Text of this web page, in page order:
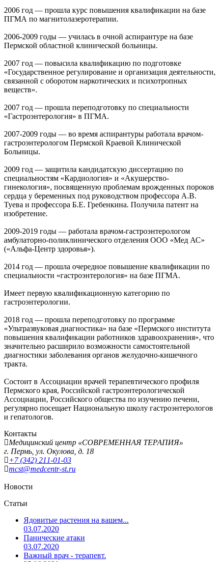
2006 год — прошла курс повышения квалификации на базе
ПГМА по магнитолазеротерапии.
2006-2009 годы — училась в очной аспирантуре на базе
Пермской областной клинической больницы.
2007 год — повысила квалификацию по подготовке
«Государственное регулирование и организация деятельности,
связанной с оборотом наркотических и психотропных
веществ».
2007 год — прошла переподготовку по специальности
«Гастроэнтерология» в ПГМА.
2007-2009 годы — во время аспирантуры работала врачом-
гастроэнтерологом Пермской Краевой Клинической
Больницы.
2009 год — защитила кандидатскую диссертацию по
специальностям «Кардиология» и «Акушерство-
гинекология», посвященную проблемам врожденных пороков
сердца у беременных под руководством профессора А.В.
Туева и профессора Б.Е. Гребенкина. Получила патент на
изобретение.
2009-2019 годы — работала врачом-гастроэнтерологом
амбулаторно-поликлинического отделения ООО «Мед АС»
(«Альфа-Центр здоровья»).
2014 год — прошла очередное повышение квалификации по
специальности «гастроэнтерология» на базе ПГМА.
Имеет первую квалификационную категорию по
гастроэнтерологии.
2018 год — прошла переподготовку по программе
«Ультразвуковая диагностика» на базе «Пермского института
повышения квалификации работников здравоохранения», что
значительно расширило возможности самостоятельной
диагностики заболевания органов желудочно-кишечного
тракта.
Состоит в Ассоциации врачей терапевтического профиля
Пермского края, Российской гастроэнтерологической
Ассоциации, Российского общества по изучению печени,
регулярно посещает Национальную школу гастроэнтерологов
и гепатологов.
Контакты
Медицинский центр «СОВРЕМЕННАЯ ТЕРАПИЯ»
г. Пермь, ул. Окулова, д. 18
+7 (342) 211-01-03
mcst@medcentr-st.ru
Новости
Статьи
Ядовитые растения на вашем...
03.07.2020
Панические атаки
03.07.2020
Важный врач - терапевт.